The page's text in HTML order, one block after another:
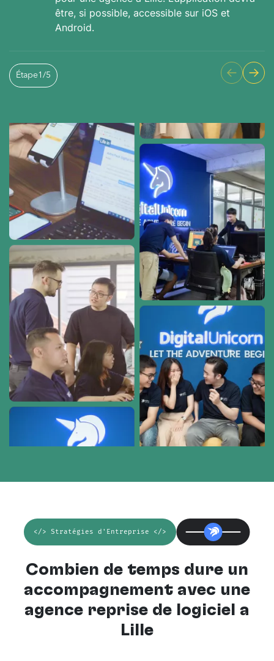
être, si possible, accessible sur iOS et
Android.
Étape1 /5
</> Stratégies d'Entreprise </>
Combien de temps dure un
accompagnement avec une
agence reprise de logiciel à
Lille